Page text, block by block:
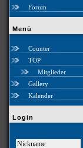
Forum
Menü
Counter
TOP
Mitglieder
Gallery
Kalender
Login